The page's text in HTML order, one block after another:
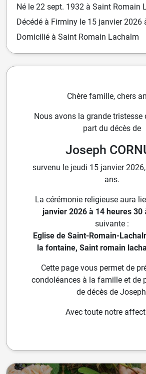
Né le 22 sept. 1932 à Saint Romain
Décédé à Firminy le 15 janvier 2026
Domicilié à Saint Romain Lachalm
Chère famille, chers
Nous avons la grande tristesse
part du décès de
Joseph
survenu le jeudi 15 janvier
ans.
La cérémonie religieuse aura
janvier 2026 à 14 heures 30
suivante :
Eglise de Saint-Romain-
la fontaine, Saint romain
Cette page vous permet de
condoléances à la famille et de
de décès de
Avec toute notre